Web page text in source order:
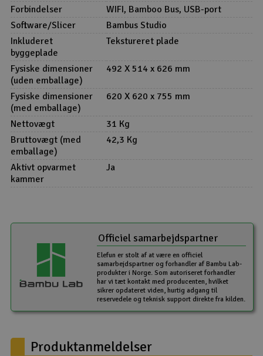
Forbindelser
WIFI, Bamboo Bus, USB-port
Software/Slicer
Bambus Studio
Inkluderet
byggeplade
Tekstureret plade
Fysiske dimensioner
(uden emballage)
492 X 514 x 626 mm
Fysiske dimensioner
(med emballage)
620 X 620 x 755 mm
Nettovægt
31 Kg
Bruttovægt (med
emballage)
42,3 Kg
Aktivt opvarmet
kammer
Ja
Officiel samarbejdspartner
Elefun er stolt af at være en officiel
samarbejdspartner og forhandler af Bambu Lab-
produkter i Norge. Som autoriseret forhandler
har vi tæt kontakt med producenten, hvilket
sikrer opdateret viden, hurtig adgang til
reservedele og teknisk support direkte fra kilden.
Produktanmeldelser